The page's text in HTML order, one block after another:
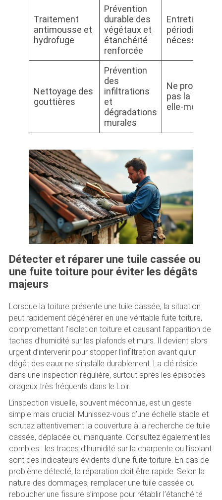
Traitement
antimousse et
hydrofuge
Prévention
durable des
végétaux et
étanchéité
renforcée
Entretien
périodique
nécessaire
Nettoyage des
gouttières
Prévention
des
infiltrations
et
dégradations
murales
Ne protège
pas la toiture
elle-même
Détecter et réparer une tuile cassée ou
une fuite toiture pour éviter les dégâts
majeurs
Lorsque la toiture présente une tuile cassée, la situation
peut rapidement dégénérer en une véritable fuite toiture,
compromettant l’isolation toiture et causant l’apparition de
taches d’humidité sur les plafonds et murs. Il devient alors
urgent d’intervenir pour stopper l’infiltration avant qu’un
dégât des eaux ne s’installe durablement. La clé réside
dans une inspection régulière, surtout après les épisodes
orageux très fréquents dans le Loir.
L’inspection visuelle, souvent méconnue, est un geste
simple mais crucial. Munissez-vous d’une échelle stable et
scrutez attentivement la couverture à la recherche de tuile
cassée, déplacée ou manquante. Consultez également les
combles : les traces d’humidité sur la charpente ou l’isolant
sont des indicateurs évidents d’une fuite toiture. En cas de
problème détecté, la réparation doit être rapide. Selon la
nature des dommages, remplacer une tuile cassée ou
reboucher une fissure s’impose pour rétablir l’étanchéité